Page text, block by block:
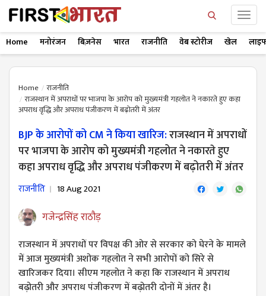
Home मनोरंजन बिज़नेस भारत राजनीति वेब स्टोरीज खेल
Home
राजनीति
राजस्थान में अपराधों पर भाजपा के आरोप को मुख्यमंत्री गहलोत ने नकारते हुए कहा
अपराध वृद्धि और अपराध पंजीकरण में बढ़ोतरी में अंतर
BJP के आरोपों को CM ने किया खारिज:राजस्थान में अपराधों
पर भाजपा के आरोप को मुख्यमंत्री गहलोत ने नकारते हुए
कहा अपराध वृद्धि और अपराध पंजीकरण में बढ़ोतरी में अंतर
राजनीति 18 Aug 2021
गजेन्द्रसिंह राठौड़
राजस्थान में अपराधों पर विपक्ष की ओर से सरकार को घेरने के मामले
में आज मुख्यमंत्री अशोक गहलोत ने सभी आरोपों को सिरे से
खारिजकर दिया। सीएम गहलोत ने कहा कि राजस्थान में अपराध
बढ़ोतरी और अपराध पंजीकरण में बढ़ोतरी दोनों में अंतर है।